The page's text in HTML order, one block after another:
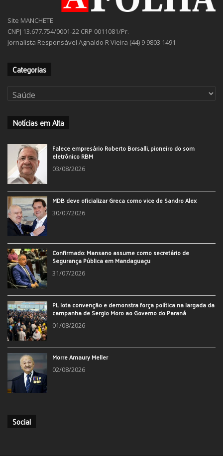
Site MANCHETE
CNPJ 13.677.754/0001-22 CRP 0011081/Pr.
Jornalista Responsável Agnaldo R Vieira (44) 9 9803 1491
Categorias
Categorias
Notícias em Alta
Falece empresário Roberto Borsalli, pioneiro do som
eletrônico RBM
03/08/2026
MDB deve oficializar Greca como vice de Sandro Alex
30/07/2026
Confirmado: Mansano assume como secretário de
Segurança Pública em Mandaguaçu
31/07/2026
PL lota convenção e demonstra força política na largada da
campanha de Sergio Moro ao Governo do Paraná
01/08/2026
Morre Amaury Meller
02/08/2026
Social